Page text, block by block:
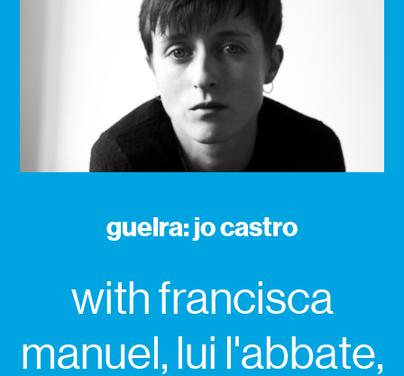
guelra: jo castro
with francisca
manuel, lui l'abbate,